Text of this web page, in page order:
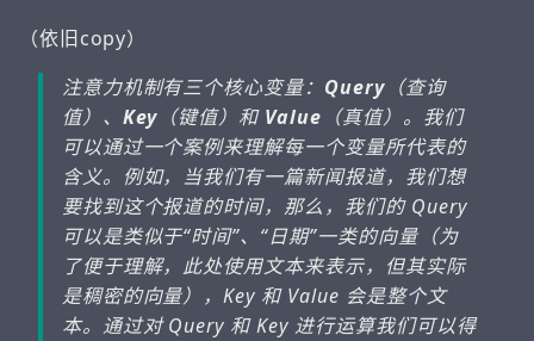
（依旧copy）
注意力机制有三个核心变量： Query（查询
值）、 Key （键值）和 Value （真值）。我们
可以通过一个案例来理解每一个变量所代表的
含义。例如，当我们有一篇新闻报道，我们想
要找到这个报道的时间，那么，我们的 Query
可以是类似于“时间”、“日期”一类的向量（为
了便于理解，此处使用文本来表示，但其实际
是稠密的向量），Key 和 Value 会是整个文
本。通过对 Query 和 Key 进行运算我们可以得